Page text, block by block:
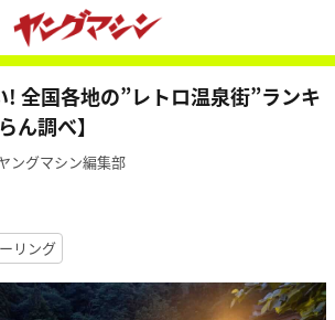
! 全国各地の”レトロ温泉街”ランキ
ん調べ】
ングマシン編集部
リング